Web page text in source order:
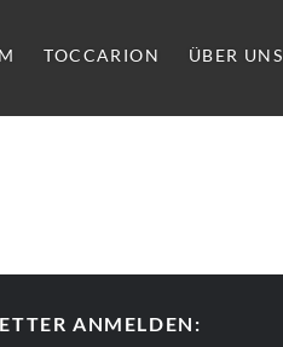
TOCCARION ÜBER UNS
ANMELDEN: